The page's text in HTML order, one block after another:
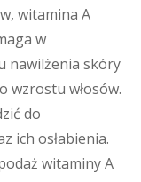
witamina A
w
nawilżenia skóry
wzrostu włosów.
do
ich osłabienia.
witaminy A